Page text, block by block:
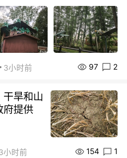
3小时前 97 2
干旱和山
府提供
小时前 154 1